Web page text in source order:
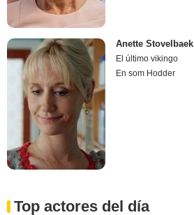
Anette Stovelbaek
El último vikingo
En som Hodder
Top actores del día